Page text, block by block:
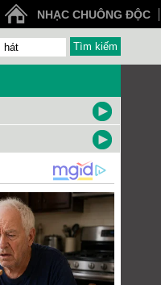
NHẠC CHUÔNG ĐỘC